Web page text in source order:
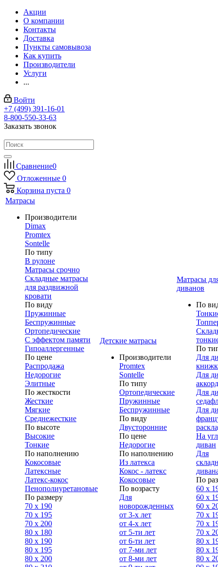
Акции
О компании
Контакты
Доставка
Пункты самовывоза
Как купить
Производители
Услуги
...
Войти
+7 (499) 391-16-01
8-800-550-33-63
Заказать звонок
Сравнение0
Отложенные 0
Корзина пуста 0
Матрасы
Производители
Dimax
Promtex
Sontelle
По типу
В рулоне
Матрасы срочно
Складные матрасы
для раздвижной
кровати
По виду
Пружинные
Беспружинные
Ортопедические
С эффектом памяти
Гипоаллергенные
По цене
Распродажа
Недорогие
Элитные
По жесткости
Жесткие
Мягкие
Среднежесткие
По высоте
Высокие
Тонкие
По наполнению
Кокосовые
Латексные
Латекс-кокос
Пенополиуретановые
По размеру
70 х 190
70 х 195
70 х 200
80 х 180
80 х 190
80 х 195
80 х 200
Детские матрасы
Производители
Promtex
Sontelle
По типу
Ортопедические
Пружинные
Беспружинные
По виду
Двусторонние
По цене
Недорогие
По наполнению
Из латекса
Кокос - латекс
Кокосовые
По возрасту
Для
новорожденных
от 3-х лет
от 4-х лет
от 5-ти лет
от 6-ти лет
от 7-ми лет
от 8-ми лет
Матрасы
диванов
По
По
Для
Для
Для
Для
На
диван
Для
По
60 х
60 х
60 х
70 x
70 х
70 x
80 x
80 x
80 x